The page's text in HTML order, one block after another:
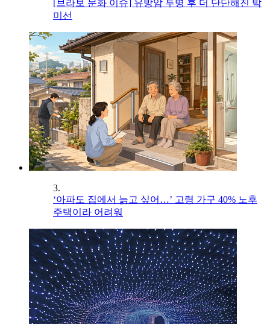
[브라보 문화 이슈] 유방암 투병 후 더 단단해진 박
미선
3.
‘아파도 집에서 늙고 싶어…’ 고령 가구 40% 노후
주택이라 어려워